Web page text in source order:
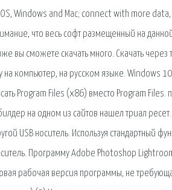
Windows and Mac; connect with more
что весь софт размещенный на
вы сможете скачать много. Скачать
на компьютер, на русском языке.
Program Files (x86) вместо Program
на одном из сайтов нашел триал
USB носитель. Используя стандартный
Программу Adobe Photoshop
рабочая версия программы, не